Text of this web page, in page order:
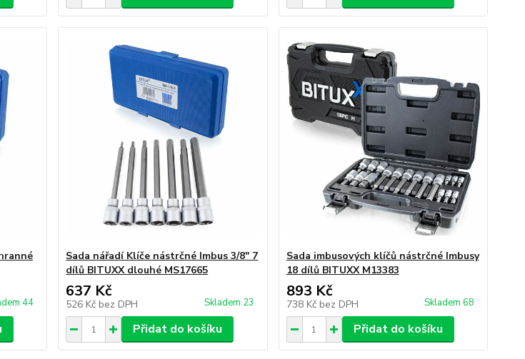
44
Sada nářadí Klíče nástrčné Imbus 3/8" 7
dílů BITUXX dlouhé MS17665
637 Kč
526 Kč bez DPH Skladem 23
Přidat do košíku
Sada imbusových klíčů nástrčné Imbusy
18 dílů BITUXX M13383
893 Kč
738 Kč bez DPH Skladem 68
Přidat do košíku